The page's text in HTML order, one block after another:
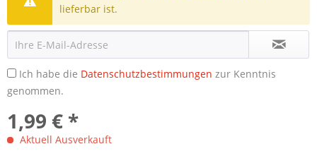
lieferbar ist.
Ich habe die Datenschutzbestimmungen zur Kenntnis
genommen.
1,99 € *
Aktuell Ausverkauft